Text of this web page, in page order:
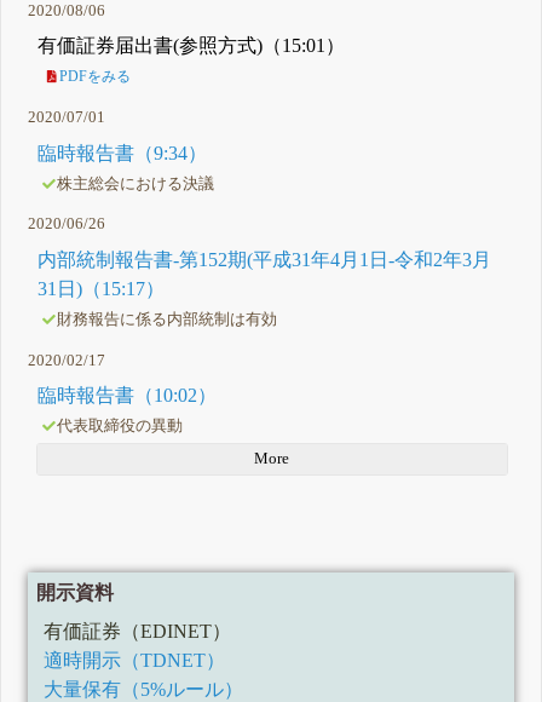
2020/08/06
有価証券届出書(参照方式)（15:01）
PDFをみる
2020/07/01
臨時報告書（9:34）
株主総会における決議
2020/06/26
内部統制報告書-第152期(平成31年4月1日-令和2年3月
31日)（15:17）
財務報告に係る内部統制は有効
2020/02/17
臨時報告書（10:02）
代表取締役の異動
More
開示資料
有価証券（EDINET）
適時開示（TDNET）
大量保有（5%ルール）